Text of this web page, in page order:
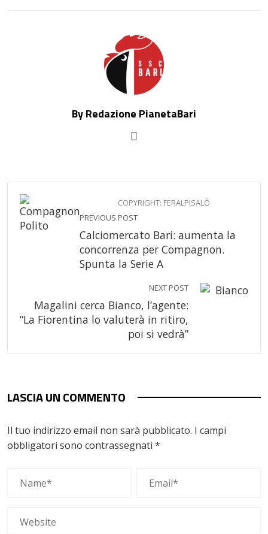
By Redazione PianetaBari
COPYRIGHT: FERALPISALÒ
PREVIOUS POST
Calciomercato Bari: aumenta la
concorrenza per Compagnon.
Spunta la Serie A
NEXT POST
Magalini cerca Bianco, l’agente:
“La Fiorentina lo valuterà in ritiro,
poi si vedrà”
LASCIA UN COMMENTO
Il tuo indirizzo email non sarà pubblicato. I campi
obbligatori sono contrassegnati *